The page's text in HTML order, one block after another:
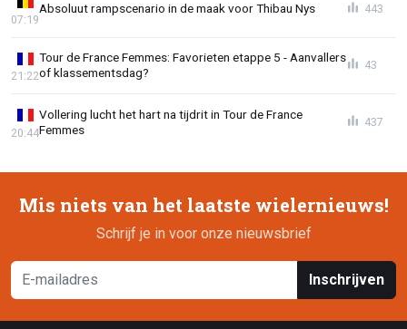
Absoluut rampscenario in de maak voor Thibau Nys
07:19
443
Tour de France Femmes: Favorieten etappe 5 - Aanvallers
of klassementsdag?
21:22
43
Vollering lucht het hart na tijdrit in Tour de France
Femmes
20:44
437
Mis niets van het laatste wielernieuws!
Schrijf je in voor onze nieuwsbrief
Inschrijven